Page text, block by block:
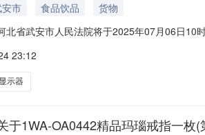
市 食品饮品
货物
北省武安市人民法院将于2025年07月06日10
场价仅为平台默认填写，不能作为实际市场
23:12
示器
于1WA-OA0442精品玛瑙戒指一枚